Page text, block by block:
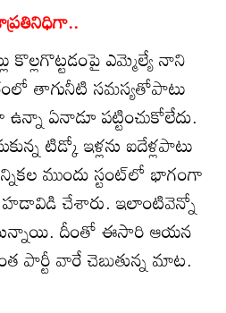
కొల్లగొట్టడంపై ఎమ్మెల్యే నాని
తాగునీటి సమస్యతోపాటు
ఏనాడూ పట్టించుకోలేదు.
టిడ్కో ఇళ్లను ఐదేళ్లపాటు
ముందు స్టంట్‌లో భాగంగా
చేశారు. ఇలాంటివెన్నో
దీంతో ఈసారి ఆయన
పార్టీ వారే చెబుతున్న మాట.